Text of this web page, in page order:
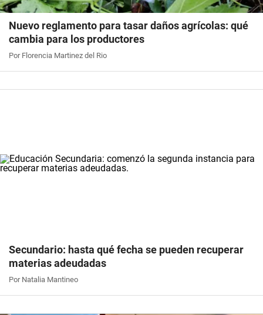
Nuevo reglamento para tasar daños agrícolas: qué
cambia para los productores
Por Florencia Martinez del Rio
Secundario: hasta qué fecha se pueden recuperar
materias adeudadas
Por Natalia Mantineo